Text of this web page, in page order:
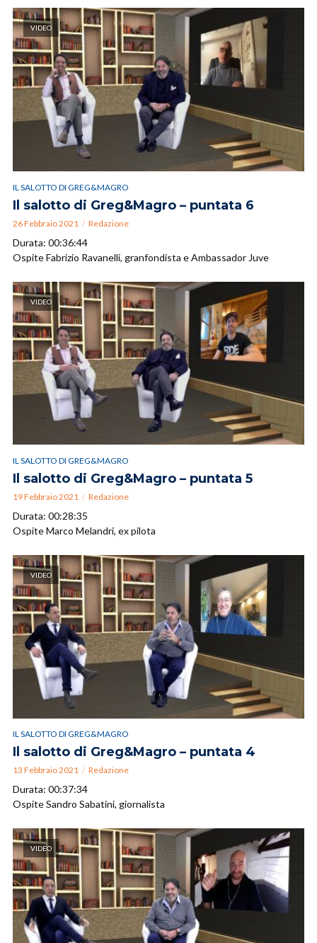
VIDEO
IL SALOTTO DI GREG&MAGRO
Il salotto di Greg&Magro – puntata 6
26 Febbraio 2021 Redazione
Durata: 00:36:44
Ospite Fabrizio Ravanelli, granfondista e Ambassador Juve
VIDEO
IL SALOTTO DI GREG&MAGRO
Il salotto di Greg&Magro – puntata 5
19 Febbraio 2021 Redazione
Durata: 00:28:35
Ospite Marco Melandri, ex pilota
VIDEO
IL SALOTTO DI GREG&MAGRO
Il salotto di Greg&Magro – puntata 4
13 Febbraio 2021 Redazione
Durata: 00:37:34
Ospite Sandro Sabatini, giornalista
VIDEO